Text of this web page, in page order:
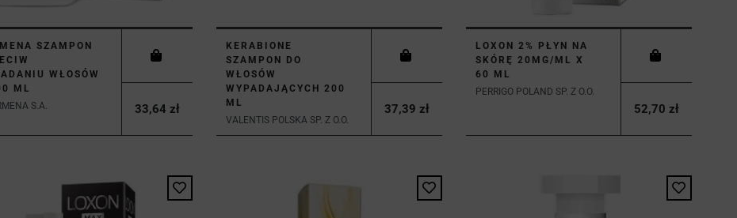
SZAMPON
WŁOSÓW
ML
S.A.
33,64 zł
KERABIONE
SZAMPON DO
WŁOSÓW
WYPADAJĄCYCH 200
ML
VALENTIS POLSKA SP. Z O.O.
37,39 zł
LOXON 2% PŁYN NA
SKÓRĘ 20MG/ML X
60 ML
PERRIGO POLAND SP. Z O.O.
52,70 zł